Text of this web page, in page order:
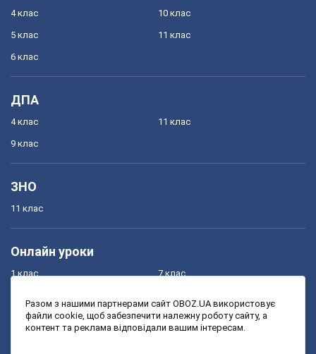
4 клас
5 клас
6 клас
10 клас
11 клас
ДПА
4 клас
9 клас
11 клас
ЗНО
11 клас
Онлайн уроки
1 клас
3 клас
7 клас
9 клас
Разом з нашими партнерами сайт OBOZ.UA використовує
файли cookie, щоб забезпечити належну роботу сайту, а
контент та реклама відповідали вашим інтересам.